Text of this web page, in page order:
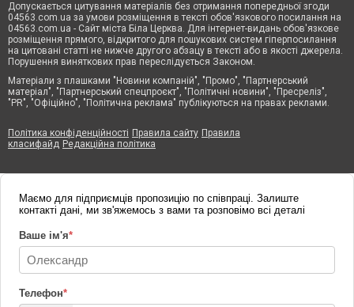
Допускається цитування матеріалів без отримання попередньої згоди
04563.com.ua за умови розміщення в тексті обов'язкового посилання на
04563.com.ua - Сайт міста Біла Церква. Для інтернет-видань обов'язкове
розміщення прямого, відкритого для пошукових систем гіперпосилання
на цитовані статті не нижче другого абзацу в тексті або в якості джерела.
Порушення виняткових прав переслідується Законом.
Матеріали з плашками "Новини компаній", "Промо", "Партнерський
матеріал", "Партнерський спецпроєкт", "Політичні новини", "Пресреліз",
"PR", "Офіційно", "Політична реклама" публікуються на правах реклами.
Політика конфіденційності Правила сайту Правила
класифайд Редакційна політика
Маємо для підприємців пропозицію по співпраці. Залиште
контакті дані, ми зв'яжемось з вами та розповімо всі деталі
Ваше ім'я*
Телефон*